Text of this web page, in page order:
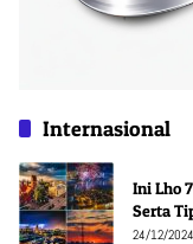
Internasional
Ini Lho
Serta
24/12/2024